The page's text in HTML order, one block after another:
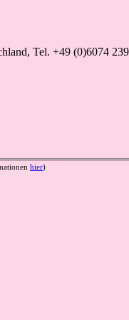
Tel. +49 (0)6074
hier)